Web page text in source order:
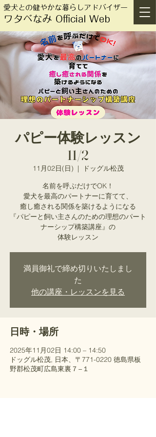
愛犬との健やかな暮らしアドバイザー
ワタベなみ Official Web
パピー体験レッスン
11/2
11月02日(日)
  |
ドッグル松茂
名前を呼ぶだけでOK！
愛犬を最高のパートナーに育てて、
癒し癒される関係を築けるようになる
『パピーと飼い主さんのための理想のパート
ナーシップ構築講座』の
​体験レッスン
満員御礼で締め切りいたしまし
た
他の講座・レッスンを見る
日時・場所
2025年11月02日 14:00 – 14:50
ドッグル松茂, 日本、〒771-0220 徳島県板
野郡松茂町広島東裏７−１